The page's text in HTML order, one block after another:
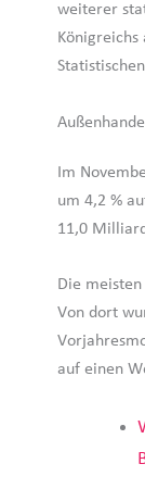
weiterer
Im
um 4,2 %
11,0
Die
Von dort
auf einen